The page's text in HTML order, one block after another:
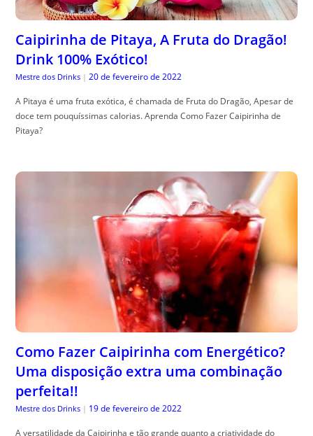
Caipirinha de Pitaya, A Fruta do Dragão!
Drink 100% Exótico!
Mestre dos Drinks | 20 de fevereiro de 2022
A Pitaya é uma fruta exótica, é chamada de Fruta do Dragão, Apesar de
doce tem pouquíssimas calorias. Aprenda Como Fazer Caipirinha de
Pitaya?
Como Fazer Caipirinha com Energético?
Uma disposição extra uma combinação
perfeita!!
Mestre dos Drinks | 19 de fevereiro de 2022
A versatilidade da Caipirinha e tão grande quanto a criatividade do